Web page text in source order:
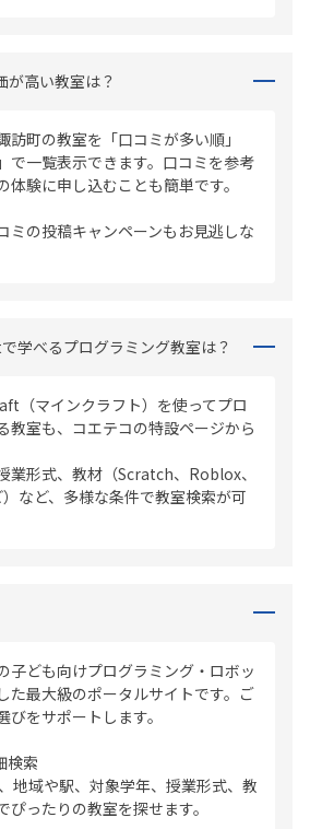
が高い教室は？
訪町の教室を「口コミが多い順」
で一覧表示できます。口コミを参考
体験に申し込むことも簡単です。
ミの投稿キャンペーンもお見逃しな
学べるプログラミング教室は？
（マインクラフト）を使ってプロ
教室も、コエテコの特設ページから
業形式、教材（Scratch、Roblox、
など、多様な条件で教室検索が可
子ども向けプログラミング・ロボッ
た最大級のポータルサイトです。ご
をサポートします。
検索
地域や駅、対象学年、授業形式、教
ったりの教室を探せます。